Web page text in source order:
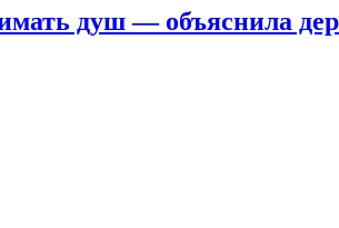
душ — объяснила